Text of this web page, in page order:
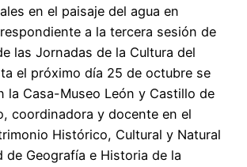
en el paisaje del agua en
a la tercera sesión de
las Jornadas de la Cultura del
el próximo día 25 de octubre se
la Casa-Museo León y Castillo de
coordinadora y docente en el
Histórico, Cultural y Natural
de Geografía e Historia de la